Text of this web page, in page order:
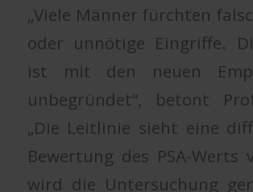
„Viele Männer fürchten
oder unnötige Eingriffe.
ist mit den neuen
unbegründet“, betont
„Die Leitlinie sieht eine
Bewertung des PSA-Werts
wird die Untersuchung